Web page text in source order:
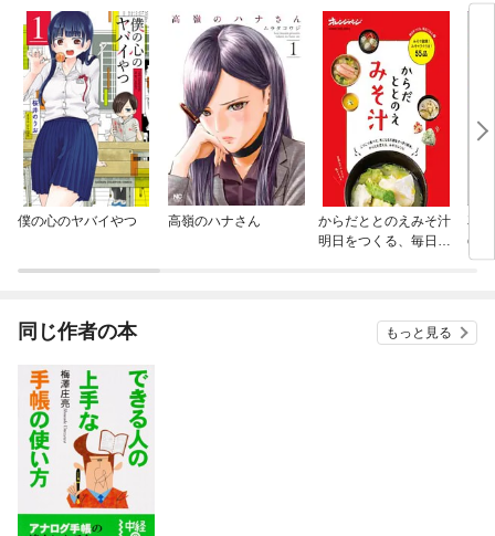
僕の心のヤバイやつ 高嶺のハナさん
からだととのえみそ汁
明日をつくる、毎日ご
花
od
同じ作者の本 もっと見る